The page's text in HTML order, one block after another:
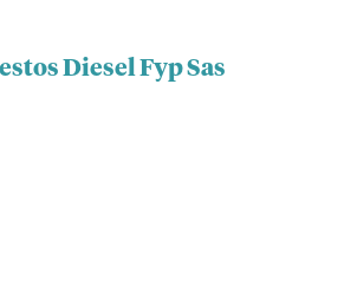
Diesel Fyp Sas